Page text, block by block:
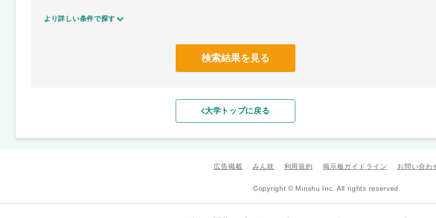
より詳しい条件で探す
検索結果を見る
大学トップに戻る
広告掲載 みん就 利用規約 掲示板ガイドライン お問い合わ
Copyright © Minshu Inc. All rights reserved.